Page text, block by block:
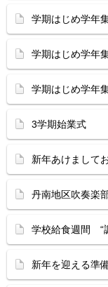
学期はじめ学年
学期はじめ学年
学期はじめ学年
3学期始業式
新年あけまして
丹南地区吹奏楽
学校給食週間 “
新年を迎える準